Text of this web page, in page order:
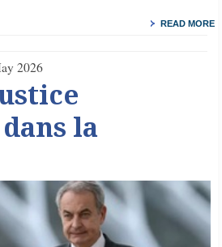
READ MORE
2026
la